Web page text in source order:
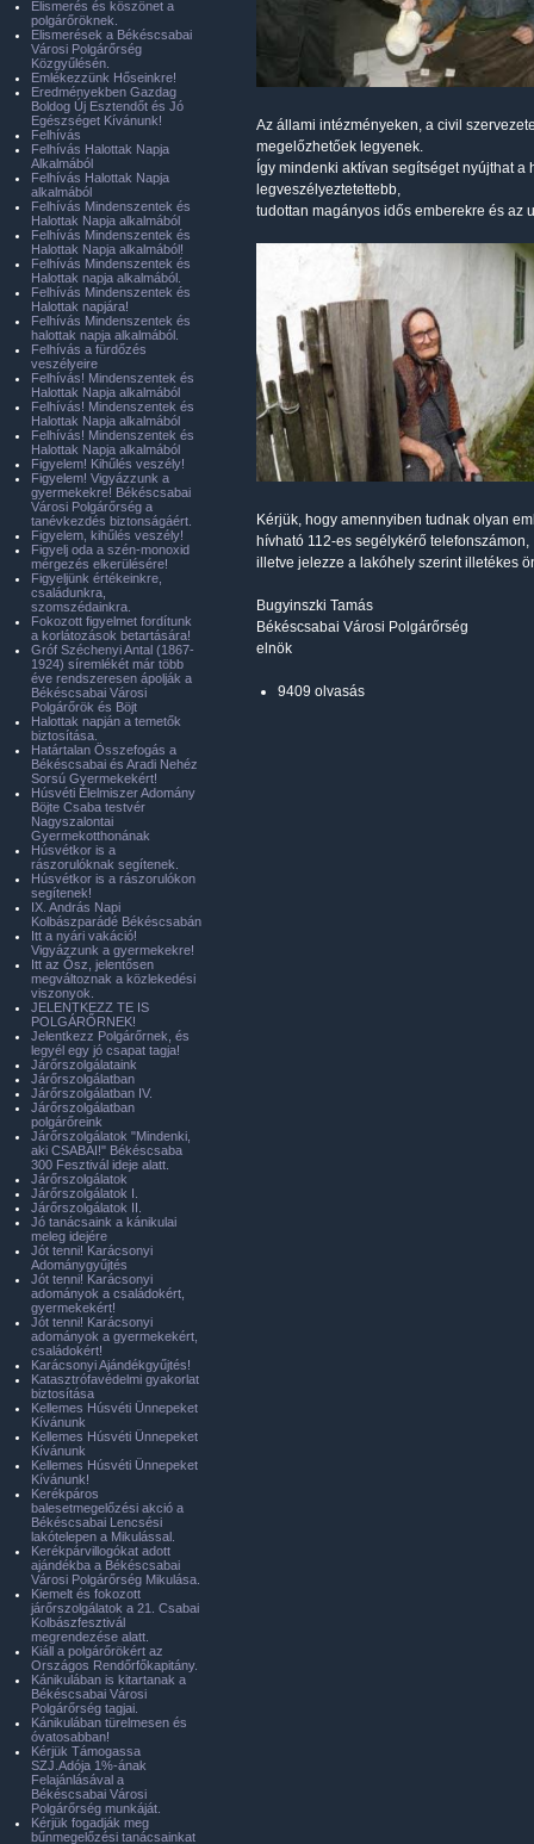
Az állami intézményeken, a civil
megelőzhetőek legyenek.
Így mindenki aktívan segítséget nyújthat
legveszélyeztetettebb,
tudottan magányos idős emberekre és az
Kérjük, hogy amennyiben tudnak olyan
hívható 112-es segélykérő telefonszámon,
illetve jelezze a lakóhely szerint illetékes
Bugyinszki Tamás
Békéscsabai Városi Polgárőrség
elnök
9409 olvasás
Elismerés és köszönet a
polgárőröknek.
Elismerések a Békéscsabai
Városi Polgárőrség
Közgyűlésén.
Emlékezzünk Hőseinkre!
Eredményekben Gazdag
Boldog Új Esztendőt és Jó
Egészséget Kívánunk!
Felhívás
Felhívás Halottak Napja
Alkalmából
Felhívás Halottak Napja
alkalmából
Felhívás Mindenszentek és
Halottak Napja alkalmából
Felhívás Mindenszentek és
Halottak Napja alkalmából!
Felhívás Mindenszentek és
Halottak napja alkalmából.
Felhívás Mindenszentek és
Halottak napjára!
Felhívás Mindenszentek és
halottak napja alkalmából.
Felhívás a fürdőzés
veszélyeire
Felhívás! Mindenszentek és
Halottak Napja alkalmából
Felhívás! Mindenszentek és
Halottak Napja alkalmából
Felhívás! Mindenszentek és
Halottak Napja alkalmából
Figyelem! Kihűlés veszély!
Figyelem! Vigyázzunk a
gyermekekre! Békéscsabai
Városi Polgárőrség a
tanévkezdés biztonságáért.
Figyelem, kihűlés veszély!
Figyelj oda a szén-monoxid
mérgezés elkerülésére!
Figyeljünk értékeinkre,
családunkra,
szomszédainkra.
Fokozott figyelmet fordítunk
a korlátozások betartására!
Gróf Széchenyi Antal (1867-
1924) síremlékét már több
éve rendszeresen ápolják a
Békéscsabai Városi
Polgárőrök és Böjt
Halottak napján a temetők
biztosítása.
Határtalan Összefogás a
Békéscsabai és Aradi Nehéz
Sorsú Gyermekekért!
Húsvéti Élelmiszer Adomány
Böjte Csaba testvér
Nagyszalontai
Gyermekotthonának
Húsvétkor is a
rászorulóknak segítenek.
Húsvétkor is a rászorulókon
segítenek!
IX. András Napi
Kolbászparádé Békéscsabán
Itt a nyári vakáció!
Vigyázzunk a gyermekekre!
Itt az Ősz, jelentősen
megváltoznak a közlekedési
viszonyok.
JELENTKEZZ TE IS
POLGÁRŐRNEK!
Jelentkezz Polgárőrnek, és
legyél egy jó csapat tagja!
Járőrszolgálataink
Járőrszolgálatban
Járőrszolgálatban IV.
Járőrszolgálatban
polgárőreink
Járőrszolgálatok "Mindenki,
aki CSABAI!" Békéscsaba
300 Fesztivál ideje alatt.
Járőrszolgálatok
Járőrszolgálatok I.
Járőrszolgálatok II.
Jó tanácsaink a kánikulai
meleg idejére
Jót tenni! Karácsonyi
Adománygyűjtés
Jót tenni! Karácsonyi
adományok a családokért,
gyermekekért!
Jót tenni! Karácsonyi
adományok a gyermekekért,
családokért!
Karácsonyi Ajándékgyűjtés!
Katasztrófavédelmi gyakorlat
biztosítása
Kellemes Húsvéti Ünnepeket
Kívánunk
Kellemes Húsvéti Ünnepeket
Kívánunk
Kellemes Húsvéti Ünnepeket
Kívánunk!
Kerékpáros
balesetmegelőzési akció a
Békéscsabai Lencsési
lakótelepen a Mikulással.
Kerékpárvillogókat adott
ajándékba a Békéscsabai
Városi Polgárőrség Mikulása.
Kiemelt és fokozott
járőrszolgálatok a 21. Csabai
Kolbászfesztivál
megrendezése alatt.
Kiáll a polgárőrökért az
Országos Rendőrfőkapitány.
Kánikulában is kitartanak a
Békéscsabai Városi
Polgárőrség tagjai.
Kánikulában türelmesen és
óvatosabban!
Kérjük Támogassa
SZJ.Adója 1%-ának
Felajánlásával a
Békéscsabai Városi
Polgárőrség munkáját.
Kérjük fogadják meg
bűnmegelőzési tanácsainkat